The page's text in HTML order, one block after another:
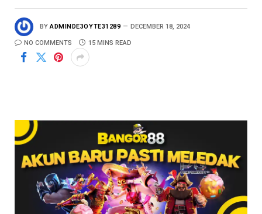
BY ADMINDE3OYTE31289 DECEMBER 18, 2024
NO COMMENTS 15 MINS READ